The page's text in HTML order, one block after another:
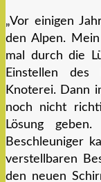
„Vor einigen
den Alpen.
mal durch die
Einstellen des
Knoterei. Dann
noch nicht
Lösung
Beschleuniger
verstellbaren
den neuen